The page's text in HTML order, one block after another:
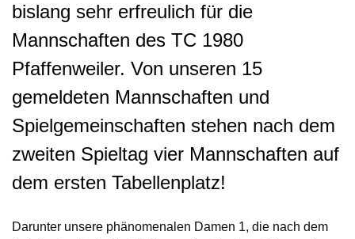
bislang sehr erfreulich für die
Mannschaften des TC 1980
Pfaffenweiler. Von unseren 15
gemeldeten Mannschaften und
Spielgemeinschaften stehen nach dem
zweiten Spieltag vier Mannschaften auf
dem ersten Tabellenplatz!
Darunter unsere phänomenalen Damen 1, die nach dem